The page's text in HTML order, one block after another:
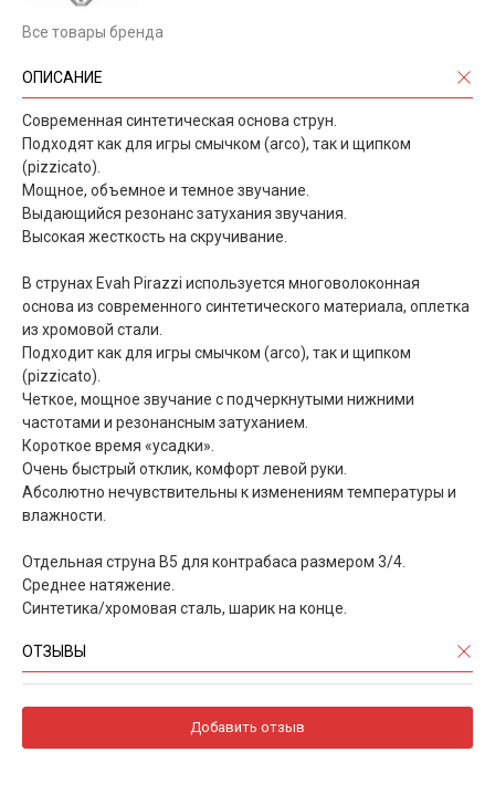
Все товары бренда
ОПИСАНИЕ
Современная синтетическая основа струн.
Подходят как для игры смычком (arco), так и щипком
(pizzicato).
Мощное, объемное и темное звучание.
Выдающийся резонанс затухания звучания.
Высокая жесткость на скручивание.
В струнах Evah Pirazzi используется многоволоконная
основа из современного синтетического материала, оплетка
из хромовой стали.
Подходит как для игры смычком (arco), так и щипком
(pizzicato).
Четкое, мощное звучание с подчеркнутыми нижними
частотами и резонансным затуханием.
Короткое время «усадки».
Очень быстрый отклик, комфорт левой руки.
Абсолютно нечувствительны к изменениям температуры и
влажности.
Отдельная струна В5 для контрабаса размером 3/4.
Среднее натяжение.
Синтетика/хромовая сталь, шарик на конце.
ОТЗЫВЫ
Добавить отзыв